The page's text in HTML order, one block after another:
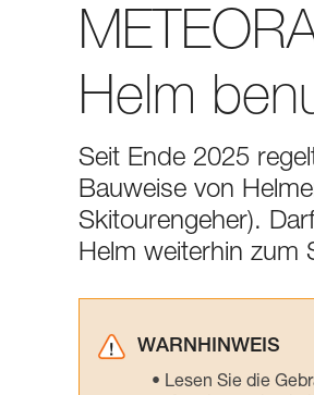
Helm
Seit Ende 2025
Bauweise von
Skitourengeher).
Helm weiterhin zum
WARNHINWEIS
Lesen Sie die